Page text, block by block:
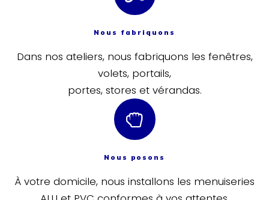
Nous fabriquons
Dans nos ateliers, nous fabriquons les fenêtres,
volets, portails,
portes, stores et vérandas.
Nous posons
À votre domicile, nous installons les menuiseries